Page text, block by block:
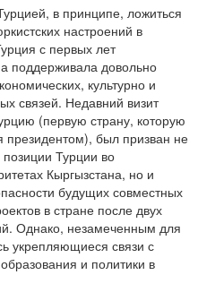
в принципе, ложиться
настроений в
с первых лет
поддерживала довольно
культурно и
связей. Недавний визит
(первую страну, которую
президентом), был призван не
позиции Турции во
Кыргызстана, но и
будущих совместных
в стране после двух
Однако, незамеченным для
укрепляющиеся связи с
и политики в